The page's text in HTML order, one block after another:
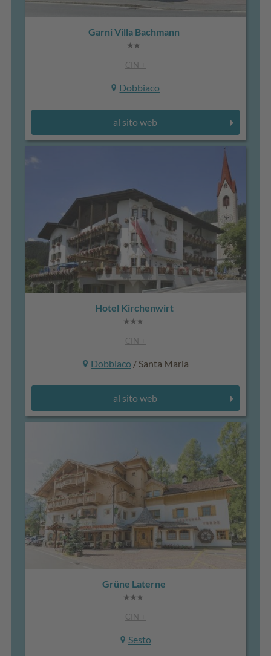
Garni Villa Bachmann
CIN +
Dobbiaco
al sito web
Hotel Kirchenwirt
CIN +
Dobbiaco / Santa Maria
al sito web
Grüne Laterne
CIN +
Sesto